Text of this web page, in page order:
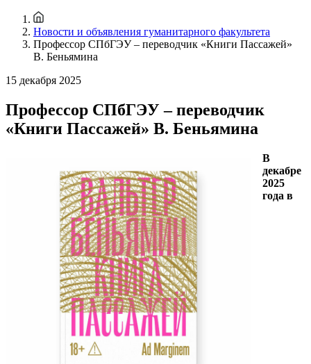
Новости и объявления гуманитарного факультета
Профессор СПбГЭУ – переводчик «Книги Пассажей»
В. Беньямина
15 декабря 2025
Профессор СПбГЭУ – переводчик
«Книги Пассажей» В. Беньямина
В
декабре
2025
года в